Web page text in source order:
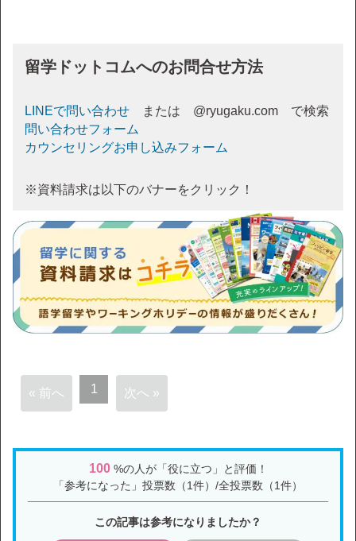
留学ドットコムへのお問合せ方法
LINEで問い合わせ または @ryugaku.com で検索
問い合わせフォーム
カウンセリングお申し込みフォーム
※資料請求は以下のバナーをクリック！
« 前へ 1 次へ »
100%の人が「役に立つ」と評価！
「参考になった」投票数（1件）/全投票数（1件）
この記事は参考になりましたか？